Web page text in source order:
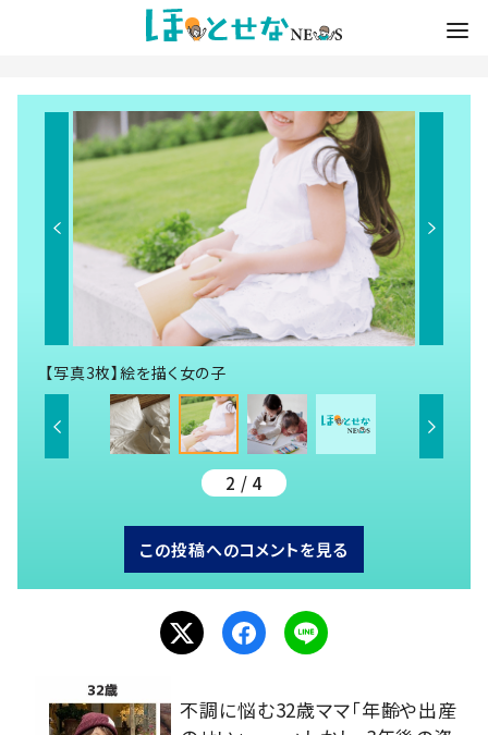
【写真3枚】絵を描く女の子
2 / 4
この投稿へのコメントを見る
不調に悩む32歳ママ「年齢や出産